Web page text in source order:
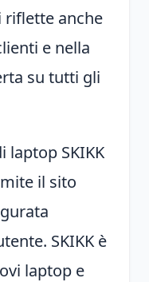
riflette anche
e nella
su tutti gli
laptop SKIKK
il sito
SKIKK è
laptop e